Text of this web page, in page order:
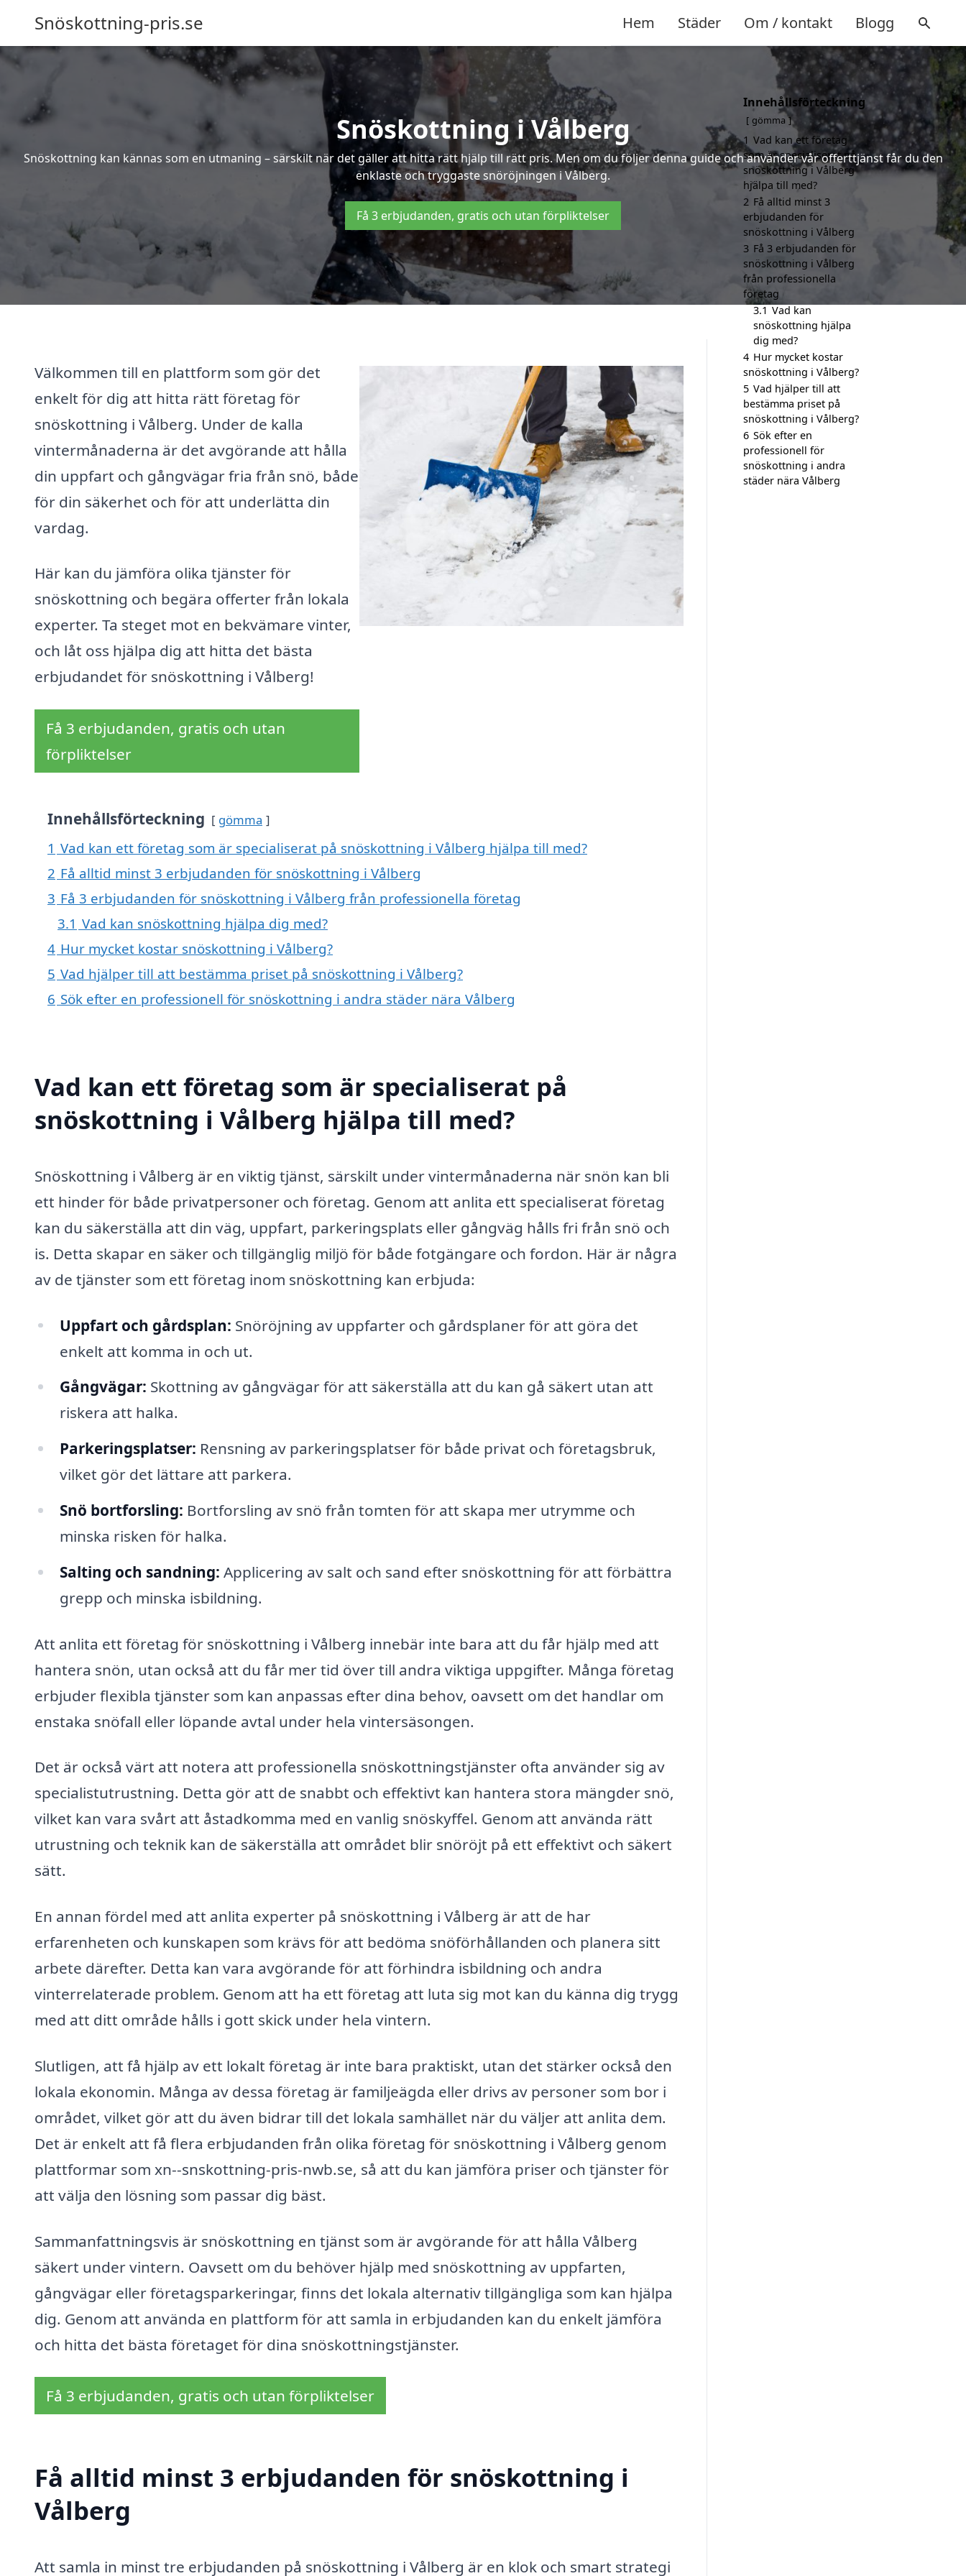
Snöskottning-pris.se Hem Städer Om / kontakt Blogg
Snöskottning i Vålberg
Snöskottning kan kännas som en utmaning – särskilt när det gäller att hitta rätt hjälp till rätt pris. Men om du följer denna guide och använder vår offerttjänst får du den
enklaste och tryggaste snöröjningen i Vålberg.
Få 3 erbjudanden, gratis och utan förpliktelser
Välkommen till en plattform som gör det
enkelt för dig att hitta rätt företag för
snöskottning i Vålberg. Under de kalla
vintermånaderna är det avgörande att hålla
din uppfart och gångvägar fria från snö, både
för din säkerhet och för att underlätta din
vardag.
Här kan du jämföra olika tjänster för
snöskottning och begära offerter från lokala
experter. Ta steget mot en bekvämare vinter,
och låt oss hjälpa dig att hitta det bästa
erbjudandet för snöskottning i Vålberg!
Få 3 erbjudanden, gratis och utan
förpliktelser
Innehållsförteckning gömma
1 Vad kan ett företag som är specialiserat på snöskottning i Vålberg hjälpa till med?
2 Få alltid minst 3 erbjudanden för snöskottning i Vålberg
3 Få 3 erbjudanden för snöskottning i Vålberg från professionella företag
3.1 Vad kan snöskottning hjälpa dig med?
4 Hur mycket kostar snöskottning i Vålberg?
5 Vad hjälper till att bestämma priset på snöskottning i Vålberg?
6 Sök efter en professionell för snöskottning i andra städer nära Vålberg
Vad kan ett företag som är specialiserat på
snöskottning i Vålberg hjälpa till med?
Snöskottning i Vålberg är en viktig tjänst, särskilt under vintermånaderna när snön kan bli
ett hinder för både privatpersoner och företag. Genom att anlita ett specialiserat företag
kan du säkerställa att din väg, uppfart, parkeringsplats eller gångväg hålls fri från snö och
is. Detta skapar en säker och tillgänglig miljö för både fotgängare och fordon. Här är några
av de tjänster som ett företag inom snöskottning kan erbjuda:
Uppfart och gårdsplan: Snöröjning av uppfarter och gårdsplaner för att göra det
enkelt att komma in och ut.
Gångvägar: Skottning av gångvägar för att säkerställa att du kan gå säkert utan att
riskera att halka.
Parkeringsplatser: Rensning av parkeringsplatser för både privat och företagsbruk,
vilket gör det lättare att parkera.
Snö bortforsling: Bortforsling av snö från tomten för att skapa mer utrymme och
minska risken för halka.
Salting och sandning: Applicering av salt och sand efter snöskottning för att förbättra
grepp och minska isbildning.
Att anlita ett företag för snöskottning i Vålberg innebär inte bara att du får hjälp med att
hantera snön, utan också att du får mer tid över till andra viktiga uppgifter. Många företag
erbjuder flexibla tjänster som kan anpassas efter dina behov, oavsett om det handlar om
enstaka snöfall eller löpande avtal under hela vintersäsongen.
Det är också värt att notera att professionella snöskottningstjänster ofta använder sig av
specialistutrustning. Detta gör att de snabbt och effektivt kan hantera stora mängder snö,
vilket kan vara svårt att åstadkomma med en vanlig snöskyffel. Genom att använda rätt
utrustning och teknik kan de säkerställa att området blir snöröjt på ett effektivt och säkert
sätt.
En annan fördel med att anlita experter på snöskottning i Vålberg är att de har
erfarenheten och kunskapen som krävs för att bedöma snöförhållanden och planera sitt
arbete därefter. Detta kan vara avgörande för att förhindra isbildning och andra
vinterrelaterade problem. Genom att ha ett företag att luta sig mot kan du känna dig trygg
med att ditt område hålls i gott skick under hela vintern.
Slutligen, att få hjälp av ett lokalt företag är inte bara praktiskt, utan det stärker också den
lokala ekonomin. Många av dessa företag är familjeägda eller drivs av personer som bor i
området, vilket gör att du även bidrar till det lokala samhället när du väljer att anlita dem.
Det är enkelt att få flera erbjudanden från olika företag för snöskottning i Vålberg genom
plattformar som xn--snskottning-pris-nwb.se, så att du kan jämföra priser och tjänster för
att välja den lösning som passar dig bäst.
Sammanfattningsvis är snöskottning en tjänst som är avgörande för att hålla Vålberg
säkert under vintern. Oavsett om du behöver hjälp med snöskottning av uppfarten,
gångvägar eller företagsparkeringar, finns det lokala alternativ tillgängliga som kan hjälpa
dig. Genom att använda en plattform för att samla in erbjudanden kan du enkelt jämföra
och hitta det bästa företaget för dina snöskottningstjänster.
Få 3 erbjudanden, gratis och utan förpliktelser
Få alltid minst 3 erbjudanden för snöskottning i
Vålberg
Att samla in minst tre erbjudanden på snöskottning i Vålberg är en klok och smart strategi
Innehållsförteckning
gömma
1 Vad kan ett företag
som är specialiserat på
snöskottning i Vålberg
hjälpa till med?
2 Få alltid minst 3
erbjudanden för
snöskottning i Vålberg
3 Få 3 erbjudanden för
snöskottning i Vålberg
från professionella
företag
3.1 Vad kan
snöskottning hjälpa
dig med?
4 Hur mycket kostar
snöskottning i Vålberg?
5 Vad hjälper till att
bestämma priset på
snöskottning i Vålberg?
6 Sök efter en
professionell för
snöskottning i andra
städer nära Vålberg